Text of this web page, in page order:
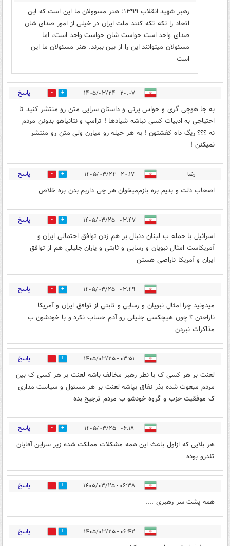
رهبر شهید انقلاب ۱۳۹۹: هنر مسوولان ما این است که این
اتحاد را تکه تکه کنند ملت ایران در خیلی از امور صدای شان
صدای واحد است خواست شان خواست واحد است، اما
مسئولان میتوانند این را از بین ببرند. هنر مسئولان ما این
است
۲۰:۰۷ - ۱۴۰۵/۰۳/۲۴ 0 پاسخ
به جا هوچی گری و حواس پرتی و داستان سرایی متن رو منتشر کنید تا
احتیاجی به ادبیات کسی نباشه شیادها ! ترامپ و نتانیاهو بدونن مردم
نه ؟؟؟ ریگ داه کفشتون ! به هر حیله رو میارن ولی متن رو منتشر
نمیکنن !
رضا ۲۰:۱۷ - ۱۴۰۵/۰۳/۲۴ 9 پاسخ
اصحاب ذلت و بدیم بره بازم‌میخوان هر چی داریم بدن بره خلاص
۰۳:۴۷ - ۱۴۰۵/۰۳/۲۵ 0 پاسخ
اسرائیل با حمله ب لبنان دنبال بر هم زدن توافق احتمالی ایران و
آمریکاست امثال نبویان و رسایی و ثابتی و یاران جلیلی هم از توافق
ایران و آمریکا ناراضی هستن
۰۳:۴۹ - ۱۴۰۵/۰۳/۲۵ 0 پاسخ
میدونید چرا امثال نبویان و رسایی و ثابتی از توافق ایران و آمریکا
ناراحتن ؟‌ چون هیچکسی جلیلی رو آدم حساب نکرد و با خودشون ب
مذاکرات نبردن
۰۳:۵۱ - ۱۴۰۵/۰۳/۲۵ 0 پاسخ
لعنت بر هر کسی ک با نطر رهبر مخالف باشه لعنت بر هر کسی ک بین
مردم مبعوث شده بذر نفاق بپاشه لعنت بر هر مسئول و سیاست مداری
ک موفقیت حزب و گروه خودشو ب مردم ترجیح بده
۰۶:۱۸ - ۱۴۰۵/۰۳/۲۵ 0 پاسخ
هر بلایی که ازاول باعث این همه مشکلات مملکت شده زیر سراین آقایان
تندرو بوده
۰۶:۳۸ - ۱۴۰۵/۰۳/۲۵ 0 پاسخ
همه پشت سر رهبری ....
۰۶:۴۲ - ۱۴۰۵/۰۳/۲۵ 0 پاسخ